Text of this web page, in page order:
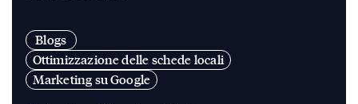
Blogs
Ottimizzazione delle schede locali
Marketing su Google